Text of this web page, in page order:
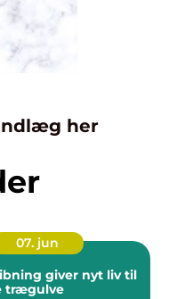
her
07. jun
giver nyt liv til
trægulve